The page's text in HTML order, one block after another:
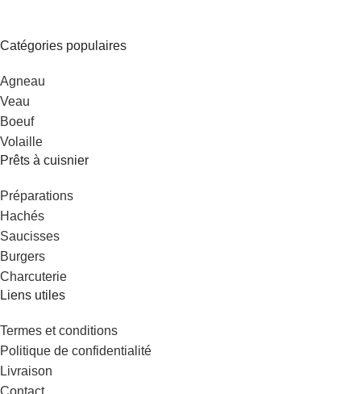
Catégories populaires
Agneau
Veau
Boeuf
Volaille
Prêts à cuisnier
Préparations
Hachés
Saucisses
Burgers
Charcuterie
Liens utiles
Termes et conditions
Politique de confidentialité
Livraison
Contact